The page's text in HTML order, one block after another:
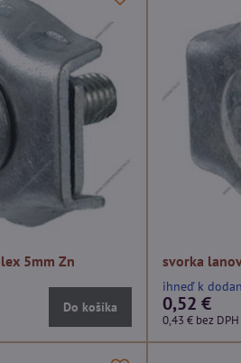
5mm Zn
Do košíka
svorka
ihneď k
0,52 €
0,43 € bez DPH